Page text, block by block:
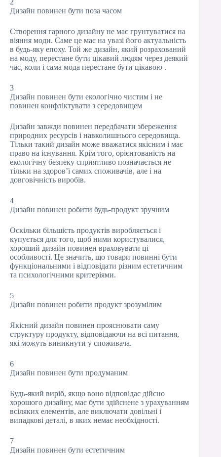
Дизайн повинен бути поза часом
Створення гарного дизайну не має грунтуватися на
віяння моди. Саме це має на увазі його актуальність
в будь-яку епоху. Той же дизайн, який розрахований
на моду, перестане бути цікавий людям через деякий
час, коли і сама мода перестане бути цікавою .
3
Дизайн повинен бути екологічно чистим і не
повинен конфліктувати з середовищем
Дизайн завжди повинен передбачати збереження
природних ресурсів і навколишнього середовища.
Тільки такий дизайн може вважатися якісним і має
право на існування. Крім того, орієнтованість на
екологічну безпеку сприятливо позначається не
тільки на здоров’ї самих споживачів, але і на
довговічність виробів.
4
Дизайн повинен робити будь-продукт зручним
Оскільки більшість продуктів виробляється і
купується для того, щоб ними користувалися,
хороший дизайн повинен враховувати ці
особливості. Це значить, що товари повинні бути
функціональними і відповідати різним естетичним
та психологічними критеріями.
5
Дизайн повинен робити продукт зрозумілим
Якісний дизайн повинен прояснювати саму
структуру продукту, відповідаючи на всі питання,
які можуть виникнути у споживача.
6
Дизайн повинен бути продуманим
Будь-який виріб, якщо воно відповідає дійсно
хорошого дизайну, має бути здійснене з урахуванням
всіляких елементів, але виключати довільні і
випадкові деталі, в яких немає необхідності.
7
Дизайн повинен бути естетичним